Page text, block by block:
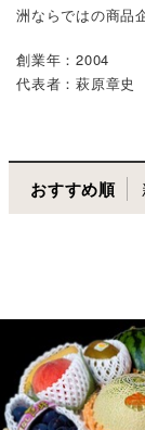
洲ならではの商品
創業年：2004
代表者：萩原章史
おすすめ順